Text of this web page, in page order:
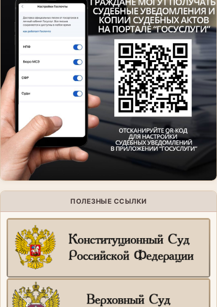
ПОЛЕЗНЫЕ ССЫЛКИ